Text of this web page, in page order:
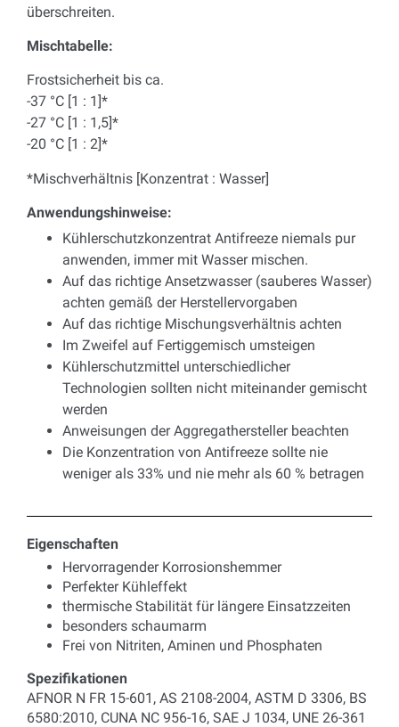
überschreiten.
Mischtabelle:
Frostsicherheit bis ca.
-37 °C [1 : 1]*
-27 °C [1 : 1,5]*
-20 °C [1 : 2]*
*Mischverhältnis [Konzentrat : Wasser]
Anwendungshinweise:
Kühlerschutzkonzentrat Antifreeze niemals pur
anwenden, immer mit Wasser mischen.
Auf das richtige Ansetzwasser (sauberes Wasser)
achten gemäß der Herstellervorgaben
Auf das richtige Mischungsverhältnis achten
Im Zweifel auf Fertiggemisch umsteigen
Kühlerschutzmittel unterschiedlicher
Technologien sollten nicht miteinander gemischt
werden
Anweisungen der Aggregathersteller beachten
Die Konzentration von Antifreeze sollte nie
weniger als 33% und nie mehr als 60 % betragen
Eigenschaften
Hervorragender Korrosionshemmer
Perfekter Kühleffekt
thermische Stabilität für längere Einsatzzeiten
besonders schaumarm
Frei von Nitriten, Aminen und Phosphaten
Spezifikationen
AFNOR N FR 15-601, AS 2108-2004, ASTM D 3306, BS
6580:2010, CUNA NC 956-16, SAE J 1034, UNE 26-361